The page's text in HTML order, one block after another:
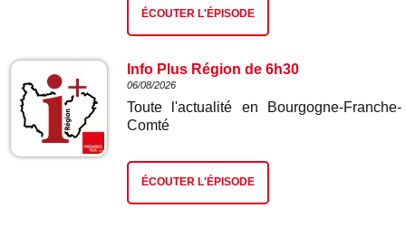
ÉCOUTER L'ÉPISODE
Info Plus Région de 6h30
06/08/2026
Toute l'actualité en Bourgogne-Franche-
Comté
ÉCOUTER L'ÉPISODE